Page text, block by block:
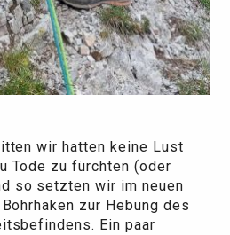
wir hatten keine Lust
Tode zu fürchten (oder
so setzten wir im neuen
zur Hebung des
Ein paar